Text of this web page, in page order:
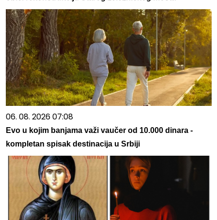
06. 08. 2026 07:08
Evo u kojim banjama važi vaučer od 10.000 dinara -
kompletan spisak destinacija u Srbiji